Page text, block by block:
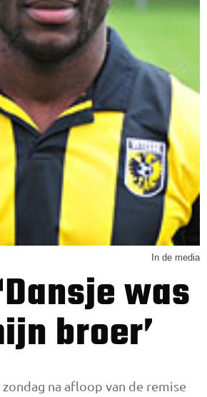
In de media
broer’
na afloop van de remise